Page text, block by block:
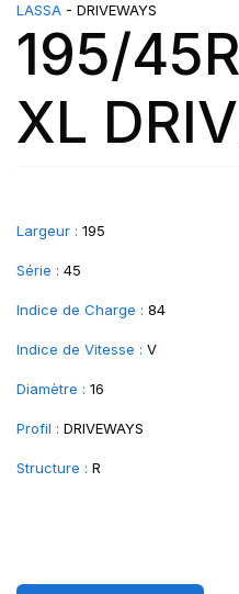
LASSA - DRIVEWAYS
195/
XL
Largeur : 195
Série : 45
Indice de Charge : 84
Indice de Vitesse : V
Diamètre : 16
Profil : DRIVEWAYS
Structure : R